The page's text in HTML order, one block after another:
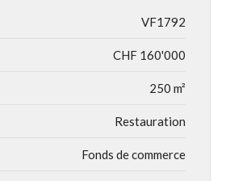
VF1792
CHF 160'000
250 m²
Restauration
Fonds de commerce